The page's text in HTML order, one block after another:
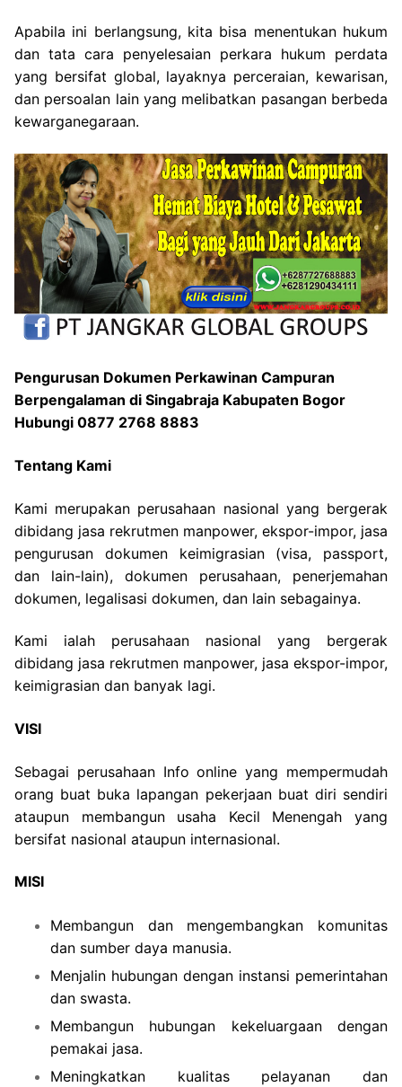
Apabila ini berlangsung, kita bisa menentukan hukum
dan tata cara penyelesaian perkara hukum perdata
yang bersifat global, layaknya perceraian, kewarisan,
dan persoalan lain yang melibatkan pasangan berbeda
kewarganegaraan.
Pengurusan Dokumen Perkawinan Campuran
Berpengalaman di Singabraja Kabupaten Bogor
Hubungi 0877 2768 8883
Tentang Kami
Kami merupakan perusahaan nasional yang bergerak
dibidang jasa rekrutmen manpower, ekspor-impor, jasa
pengurusan dokumen keimigrasian (visa, passport,
dan lain-lain), dokumen perusahaan, penerjemahan
dokumen, legalisasi dokumen, dan lain sebagainya.
Kami ialah perusahaan nasional yang bergerak
dibidang jasa rekrutmen manpower, jasa ekspor-impor,
keimigrasian dan banyak lagi.
VISI
Sebagai perusahaan Info online yang mempermudah
orang buat buka lapangan pekerjaan buat diri sendiri
ataupun membangun usaha Kecil Menengah yang
bersifat nasional ataupun internasional.
MISI
Membangun dan mengembangkan komunitas
dan sumber daya manusia.
Menjalin hubungan dengan instansi pemerintahan
dan swasta.
Membangun hubungan kekeluargaan dengan
pemakai jasa.
Meningkatkan kualitas pelayanan dan